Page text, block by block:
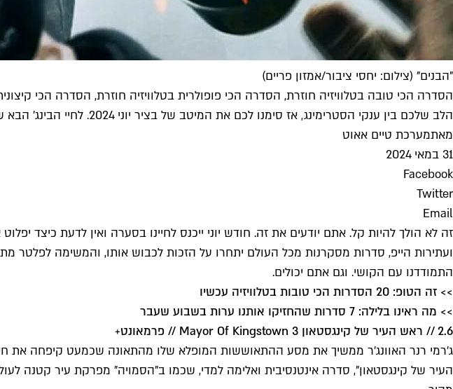
"הבנים" (צילום: יחסי ציבור/אמזון פריים)
הסדרה הכי טובה בטלוויזיה חוזרת, הסדרה הכי פופולרית בטלוויזיה חוזרת, הסדרה הכי
הלב שלכם בין ענקי הסטרימינג, אז סימנו לכם את המיטב של בציר יוני 2024. לחיי הבינג' הבא שלכם
מאתמערכת טיים אאוט
31 במאי 2024
Facebook
Twitter
Email
זה לא הולך להיות קל. אתם יודעים את זה. חודש יוני ייכנס לחיינו בסערה ואין לדעת כיצד
ועתירות הייפ, סדרות מסקרנות מכל העולם יתחרו על הזכות לכבוש אותו, והמשימה
התמודדנו עם הקושי. וגם אתם יכולים.
>> זה הטופ: 20 הסדרות הכי טובות בטלוויזיה עכשיו
>> מה ראינו בלילה: 7 סדרות שהחזיקו אותנו ערות בשבוע שעבר
2.6 // ראש העיר של קינגסטאון 3 Mayor Of Kingstown // פרמאונט+
העיר של קינגסטאון", סדרה אינטנסיבית ואלימה למדי, שכמו ב"הסמויה" מפרקת עיר קטנה